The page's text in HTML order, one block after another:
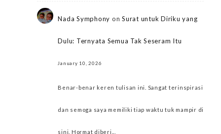
Nada Symphony on Surat untuk Diriku yang
Dulu: Ternyata Semua Tak Seseram Itu
January 10, 2026
Benar-benar keren tulisan ini. Sangat terinspirasi
dan semoga saya memiliki tiap waktu tuk mampir di
sini. Hormat diberi...